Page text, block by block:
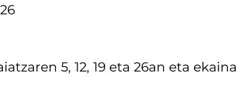
5, 12, 19 eta 26an eta